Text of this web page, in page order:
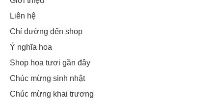
Liên hệ
Chỉ đường đến shop
Ý nghĩa hoa
Shop hoa tươi gần đây
Chúc mừng sinh nhật
Chúc mừng khai trương